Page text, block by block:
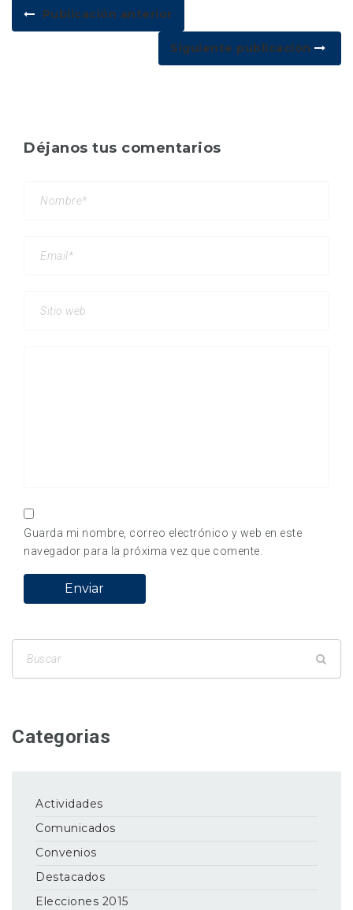
Publicación anterior
Siguiente publicación
Déjanos tus comentarios
Guarda mi nombre, correo electrónico y web en este
navegador para la próxima vez que comente.
Categorias
Actividades
Comunicados
Convenios
Destacados
Elecciones 2015